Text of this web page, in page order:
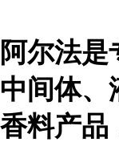
阿尔法是
中间体、
香料产品